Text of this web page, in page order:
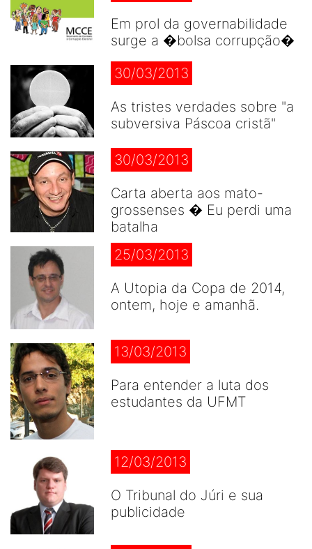
Em prol da governabilidade
surge a �bolsa corrupção�
30/03/2013
As tristes verdades sobre "a
subversiva Páscoa cristã"
30/03/2013
Carta aberta aos mato-
grossenses � Eu perdi uma
batalha
25/03/2013
A Utopia da Copa de 2014,
ontem, hoje e amanhã.
13/03/2013
Para entender a luta dos
estudantes da UFMT
12/03/2013
O Tribunal do Júri e sua
publicidade